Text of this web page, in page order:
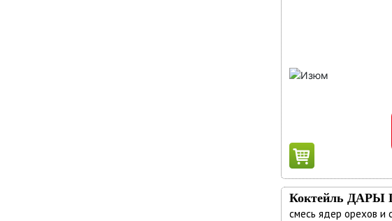
Коктейль
смесь ядер орехов и